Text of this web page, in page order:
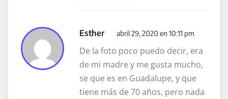
Esther abril 29, 2020 en 10:11 pm
De la foto poco puedo decir, era
de mi madre y me gusta mucho,
se que es en Guadalupe, y que
tiene más de 70 años, pero nada